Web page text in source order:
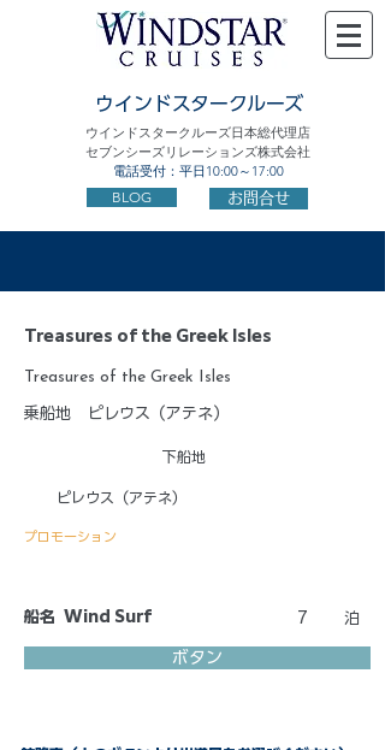
ウインドスタークルーズ
ウインドスタークルーズ日本総代理店
セブンシーズリレーションズ株式会社
電話受付：平日10:00～17:00
BLOG お問合せ
Treasures of the Greek Isles
Treasures of the Greek Isles
乗船地 ピレウス（アテネ）
下船地
ピレウス（アテネ）
プロモーション
船名 Wind Surf 7 泊
ボタン